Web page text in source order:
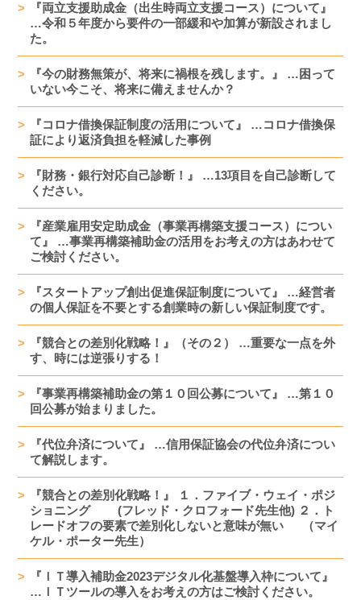
『両立支援助成金（出生時両立支援コース）について』
…令和５年度から要件の一部緩和や加算が新設されまし
た。
『今の財務無策が、将来に禍根を残します。』 …困って
いない今こそ、将来に備えませんか？
『コロナ借換保証制度の活用について』 …コロナ借換保
証により返済負担を軽減した事例
『財務・銀行対応自己診断！』 …13項目を自己診断して
ください。
『産業雇用安定助成金（事業再構築支援コース）につい
て』 …事業再構築補助金の活用をお考えの方はあわせて
ご検討ください。
『スタートアップ創出促進保証制度について』 …経営者
の個人保証を不要とする創業時の新しい保証制度です。
『競合との差別化戦略！』（その２） …重要な一点を外
す、時には逆張りする！
『事業再構築補助金の第１０回公募について』 …第１０
回公募が始まりました。
『代位弁済について』 …信用保証協会の代位弁済につい
て解説します。
『競合との差別化戦略！』 １．ファイブ・ウェイ・ポジ
ショニング (フレッド・クロフォード先生他) ２．ト
レードオフの要素で差別化しないと意味が無い （マイ
ケル・ポーター先生）
『ＩＴ導入補助金2023デジタル化基盤導入枠について』
…ＩＴツールの導入をお考えの方はご検討ください。